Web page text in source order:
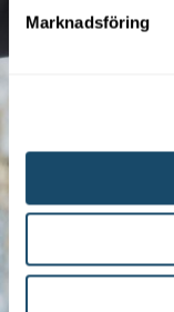
Marknadsföring